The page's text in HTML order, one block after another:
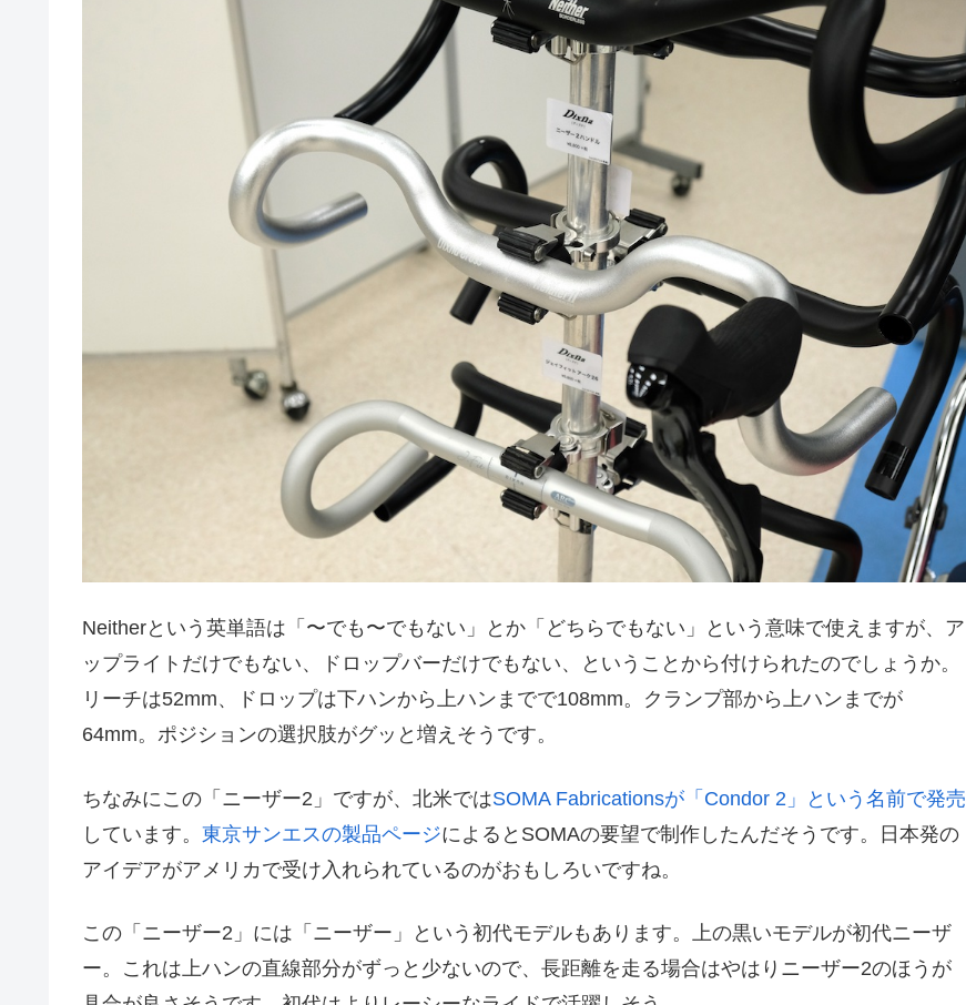
Neitherという英単語は「〜でも〜でもない」とか「どちらでもない」という意味で使えますが、ア
ップライトだけでもない、ドロップバーだけでもない、ということから付けられたのでしょうか。
リーチは52mm、ドロップは下ハンから上ハンまでで108mm。クランプ部から上ハンまでが
64mm。ポジションの選択肢がグッと増えそうです。
ちなみにこの「ニーザー2」ですが、北米ではSOMA Fabricationsが「Condor 2」という名前で発売
しています。 東京サンエスの製品ページによるとSOMAの要望で制作したんだそうです。日本発の
アイデアがアメリカで受け入れられているのがおもしろいですね。
この「ニーザー2」には「ニーザー」という初代モデルもあります。上の黒いモデルが初代ニーザ
ー。これは上ハンの直線部分がずっと少ないので、長距離を走る場合はやはりニーザー2のほうが